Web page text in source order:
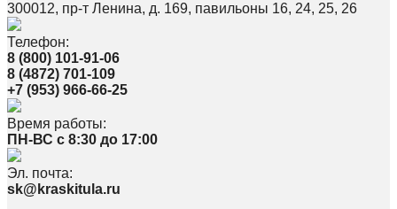
300012, пр-т Ленина, д. 169, павильоны 16, 24, 25, 26
Телефон:
8 (800) 101-91-06
8 (4872) 701-109
+7 (953) 966-66-25
Время работы:
ПН-ВС с 8:30 до 17:00
Эл. почта:
sk@kraskitula.ru